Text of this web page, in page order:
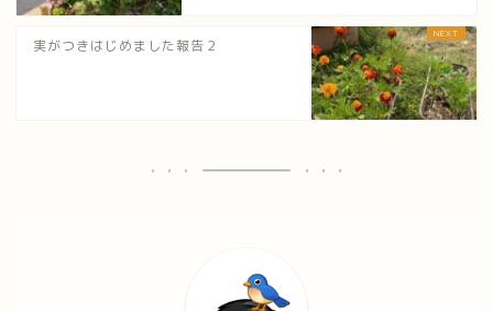
実がつきはじめました報告２